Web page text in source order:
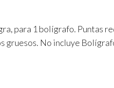
para 1 bolígrafo. Puntas
gruesos. No incluye